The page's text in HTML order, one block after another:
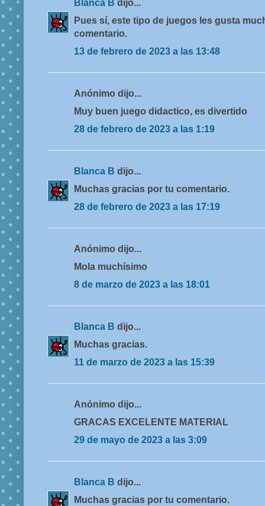
Blanca B dijo...
Pues sí, este tipo de juegos les gusta
comentario.
13 de febrero de 2023 a las 13:48
Anónimo dijo...
Muy buen juego didactico, es divertido
28 de febrero de 2023 a las 1:19
Blanca B dijo...
Muchas gracias por tu comentario.
28 de febrero de 2023 a las 17:19
Anónimo dijo...
Mola muchísimo
8 de marzo de 2023 a las 18:01
Blanca B dijo...
Muchas gracias.
11 de marzo de 2023 a las 15:39
Anónimo dijo...
GRACAS EXCELENTE MATERIAL
29 de mayo de 2023 a las 3:09
Blanca B dijo...
Muchas gracias por tu comentario.